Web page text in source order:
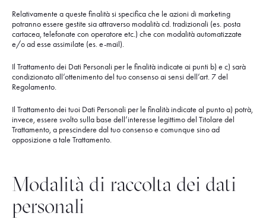
Relativamente a queste finalità si specifica che le azioni di marketing
potranno essere gestite sia attraverso modalità cd. tradizionali (es. posta
cartacea, telefonate con operatore etc.) che con modalità automatizzate
e/o ad esse assimilate (es. e-mail).
Il Trattamento dei Dati Personali per le finalità indicate ai punti b) e c) sarà
condizionato all’ottenimento del tuo consenso ai sensi dell’art. 7 del
Regolamento.
Il Trattamento dei tuoi Dati Personali per le finalità indicate al punto a) potrà,
invece, essere svolto sulla base dell’interesse legittimo del Titolare del
Trattamento, a prescindere dal tuo consenso e comunque sino ad
opposizione a tale Trattamento.
Modalità di raccolta dei dati
personali